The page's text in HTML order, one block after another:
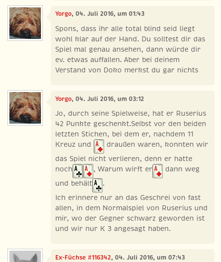
Yorgo, 04. Juli 2016, um 01:43
Spons, dass ihr alle total blind seid liegt
wohl klar auf der Hand. Du solltest dir das
Spiel mal genau ansehen, dann würde dir
ev. etwas auffallen. Aber bei deinem
Verstand von Doko merkst du gar nichts
Yorgo, 04. Juli 2016, um 03:12
Jo, durch seine Spielweise, hat er Ruserius
42 Punkte geschenkt.Selbst vor den beiden
letzten Stichen, bei dem er, nachdem 11
Kreuz und
draußen waren, konnten wir
das Spiel nicht verlieren, denn er hatte
noch
, Warum wirft er
dann weg
und behält
.
Ich erinnere nur an das Geschrei von fast
allen, in dem Normalspiel von Ruserius und
mir, wo der Gegner schwarz geworden ist
und wir nur K 3 angesagt haben.
Ex-Füchse #116342, 04. Juli 2016, um 07:43